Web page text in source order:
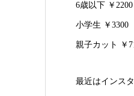
6歳以下 ￥2200
小学生 ￥3300
親子カット ￥
最近はインス